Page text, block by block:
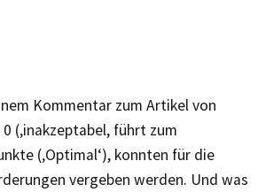
Kommentar zum Artikel von
(‚inakzeptabel, führt zum
(‚Optimal‘), konnten für die
vergeben werden. Und was